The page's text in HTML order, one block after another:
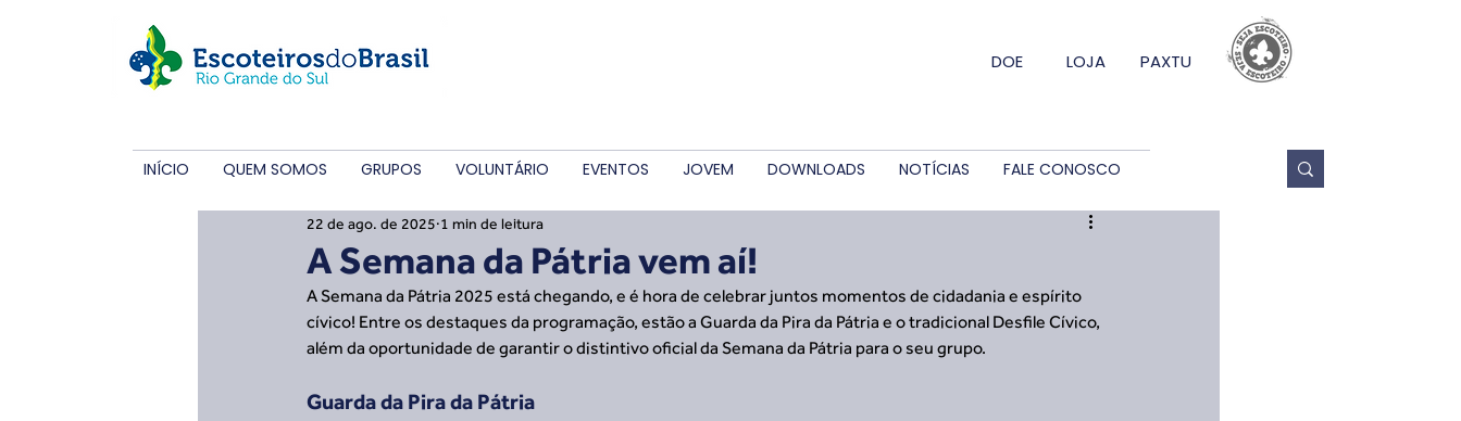
DOE LOJA PAXTU
INÍCIO QUEM SOMOS GRUPOS VOLUNTÁRIO EVENTOS JOVEM DOWNLOADS NOTÍCIAS FALE CONOSCO
A Semana da Pátria vem aí!
22 de ago. de 2025 1 min de leitura
A Semana da Pátria 2025 está chegando, e é hora de celebrar juntos momentos de cidadania e espírito
cívico! Entre os destaques da programação, estão a Guarda da Pira da Pátria e o tradicional Desfile Cívico,
além da oportunidade de garantir o distintivo oficial da Semana da Pátria para o seu grupo.
Guarda da Pira da Pátria